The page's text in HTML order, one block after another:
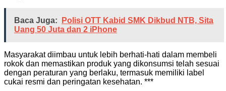
Baca Juga:
Polisi OTT Kabid SMK Dikbud NTB, Sita
Uang 50 Juta dan 2 iPhone
Masyarakat diimbau untuk lebih berhati-hati dalam membeli
rokok dan memastikan produk yang dikonsumsi telah sesuai
dengan peraturan yang berlaku, termasuk memiliki label
cukai resmi dan peringatan kesehatan. ***